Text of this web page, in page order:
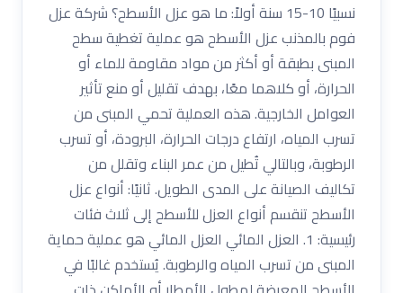
نسبيًا 10-15 سنة أولاً: ما هو عزل الأسطح؟ شركة عزل
فوم بالمذنب عزل الأسطح هو عملية تغطية سطح
المبنى بطبقة أو أكثر من مواد مقاومة للماء أو
الحرارة، أو كلاهما معًا، بهدف تقليل أو منع تأثير
العوامل الخارجية. هذه العملية تحمي المبنى من
تسرب المياه، ارتفاع درجات الحرارة، البرودة، أو تسرب
الرطوبة، وبالتالي تُطيل من عمر البناء وتقلل من
تكاليف الصيانة على المدى الطويل. ثانيًا: أنواع عزل
الأسطح تنقسم أنواع العزل للأسطح إلى ثلاث فئات
رئيسية: 1. العزل المائي العزل المائي هو عملية حماية
المبنى من تسرب المياه والرطوبة. يُستخدم غالبًا في